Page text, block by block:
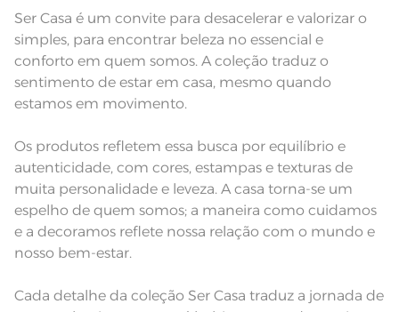
Observações
cor, de acordo com a configuração
aparelho celular. Consultar a cor
nas especificações técnicas do
produto.
Ser Casa é um convite para desacelerar e valorizar o
simples, para encontrar beleza no essencial e
conforto em quem somos. A coleção traduz o
sentimento de estar em casa, mesmo quando
estamos em movimento.
Os produtos refletem essa busca por equilíbrio e
autenticidade, com cores, estampas e texturas de
muita personalidade e leveza. A casa torna-se um
espelho de quem somos; a maneira como cuidamos
e a decoramos reflete nossa relação com o mundo e
nosso bem-estar.
Cada detalhe da coleção Ser Casa traduz a jornada de